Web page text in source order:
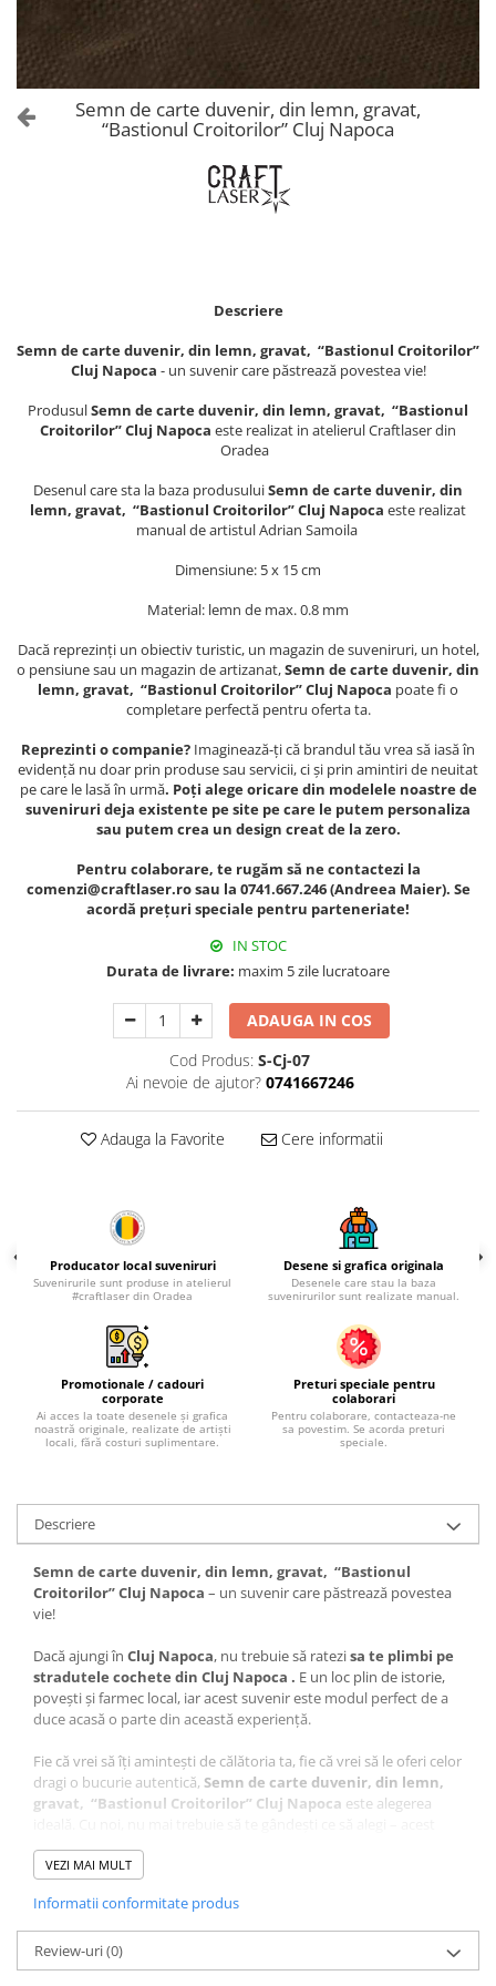
Castelul Peles
Cetatea Alba Carolina
Cetatea de Scaun a Sucevei
Cetatea Oradea
Bojdeuca "Ion Creanga", Iasi
Castelul Julia Hasdeu (Muzeul
Memorial B.P. Hasdeu)
Cazinoul Constanta
Nicolae Gane)
Muzeul de Arta Cluj Napoca
Muzeul National de Istorie a
Bucuresti
Cluj Napoca
Colonada Imperiala, Buzias
Maramures
Oradea
Sibiu
Palate si Curti Domnesti
Curtea Domneasca, Targoviste
Palatul Alexandru Ioan Cuza,
Cani suvenir
Colectia "Orase Medievale"
Colectia Semne de carte Suvenir
Semn de carte suvenir acuarela
gravati
Mitul Dracula
Personalitati istorice si culturale
Romania
Sacose bumbac
Suport pahare suvenir din pluta
Tablou suvenir
Tablouri acuarela
Tablouri gravate
Colectia "Belle Epoque"
Colectia "Visit Romania"
Colectia medievala
Semn de carte duvenir, din lemn, gravat,
“Bastionul Croitorilor” Cluj Napoca
Descriere
Semn de carte duvenir, din lemn, gravat, “Bastionul Croitorilor”
Cluj Napoca - un suvenir care păstrează povestea vie!
ProdusulSemn de carte duvenir, din lemn, gravat, “Bastionul
Croitorilor” Cluj Napoca este realizat in atelierul Craftlaser din
Oradea
Desenul care sta la baza produsuluiSemn de carte duvenir, din
lemn, gravat, “Bastionul Croitorilor” Cluj Napoca este realizat
manual de artistul Adrian Samoila
Dimensiune: 5 x 15 cm
Material: lemn de max. 0.8 mm
Dacă reprezinți un obiectiv turistic, un magazin de suveniruri, un hotel,
o pensiune sau un magazin de artizanat,Semn de carte duvenir, din
lemn, gravat, “Bastionul Croitorilor” Cluj Napoca poate fi o
completare perfectă pentru oferta ta.
Reprezinti o companie? Imaginează-ți că brandul tău vrea să iasă în
evidență nu doar prin produse sau servicii, ci și prin amintiri de neuitat
pe care le lasă în urmă. Poți alege oricare din modelele noastre de
suveniruri deja existente pe site pe care le putem personaliza
sau putem crea un design creat de la zero.
Pentru colaborare, te rugăm să ne contactezi la
comenzi@craftlaser.ro sau la 0741.667.246 (Andreea Maier). Se
acordă prețuri speciale pentru parteneriate!
IN STOC
Durata de livrare: maxim 5 zile lucratoare
ADAUGA IN COS
Cod Produs: S-Cj-07
Ai nevoie de ajutor? 0741667246
Adauga la Favorite Cere informatii
Producator local suveniruri
Suvenirurile sunt produse in atelierul
#craftlaser din Oradea
Desene si grafica originala
Desenele care stau la baza
suvenirurilor sunt realizate manual.
Promotionale / cadouri
corporate
Ai acces la toate desenele și grafica
noastră originale, realizate de artiști
locali, fără costuri suplimentare.
Preturi speciale pentru
colaborari
Pentru colaborare, contacteaza-ne
sa povestim. Se acorda preturi
speciale.
Descriere
Semn de carte duvenir, din lemn, gravat, “Bastionul
Croitorilor” Cluj Napoca – un suvenir care păstrează povestea
vie!
Dacă ajungi în Cluj Napoca, nu trebuie să ratezisa te plimbi pe
stradutele cochete din Cluj Napoca . E un loc plin de istorie,
povești și farmec local, iar acest suvenir este modul perfect de a
duce acasă o parte din această experiență.
Fie că vrei să îți amintești de călătoria ta, fie că vrei să le oferi celor
dragi o bucurie autentică, Semn de carte duvenir, din lemn,
gravat, “Bastionul Croitorilor” Cluj Napoca este alegerea
Design autentic: Realizat cu măiestrie în atelierul Craftlaser
din Oradea, fiecare produs este lucrat cu grijă pentru a păstra
autenticitatea locului.
Artă personalizată: Desenul care stă la baza acestui suvenir
VEZI MAI MULT
Informatii conformitate produs
Review-uri(0)